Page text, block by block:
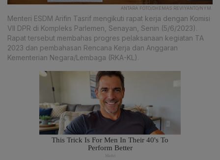
ANTARA FOTO/DHEMAS REVIYANTO/NYM.
Menteri ESDM Arifin Tasrif mengikuti rapat kerja dengan Komisi
VII DPR di Kompleks Parlemen, Senayan, Senin (5/6/2023).
Rapat tersebut membahas progres pelaksanaan kegiatan TA
2023 dan pembahasan Rencana Kerja dan Anggaran
Kementerian Negara/Lembaga (RKA-KL).